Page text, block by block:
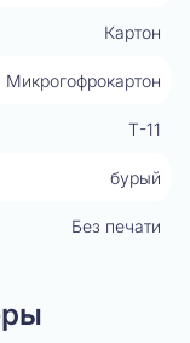
Картон
Микрогофрокартон
Т-11
бурый
Без печати